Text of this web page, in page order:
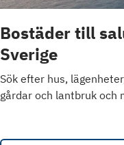
Bostäder till
Sverige
Sök efter hus,
gårdar och lantbruk och